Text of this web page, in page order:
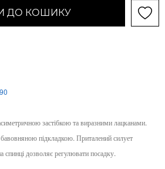
ДО КОШИКУ
застібкою та виразними лацканами.
підкладкою. Приталений силует
спинці дозволяє регулювати посадку.